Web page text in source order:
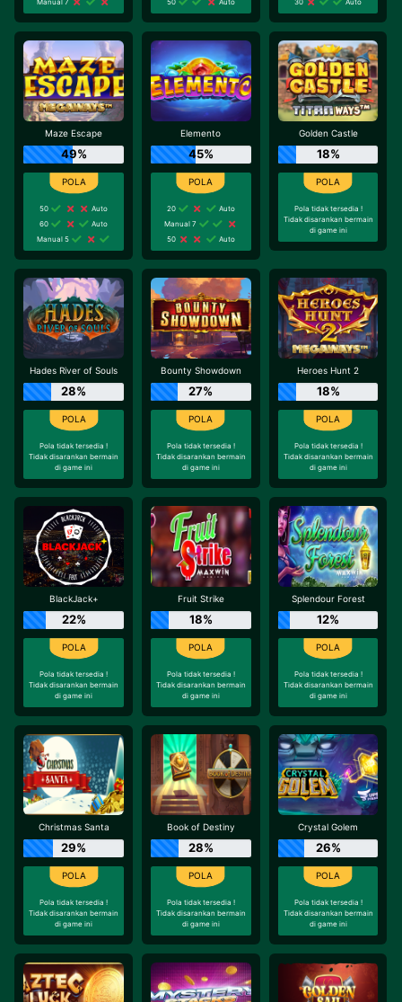
Maze Escape
49%
50
Auto
60
Auto
Manual 5
Elemento
45%
20
Auto
Manual 7
50
Auto
Golden Castle
18%
Pola tidak tersedia !
Tidak disarankan bermain
di game ini
Hades River of Souls
28%
Pola tidak tersedia !
Tidak disarankan bermain
di game ini
Bounty Showdown
27%
Pola tidak tersedia !
Tidak disarankan bermain
di game ini
Heroes Hunt 2
18%
Pola tidak tersedia !
Tidak disarankan bermain
di game ini
BlackJack+
22%
Pola tidak tersedia !
Tidak disarankan bermain
di game ini
Fruit Strike
18%
Pola tidak tersedia !
Tidak disarankan bermain
di game ini
Splendour Forest
12%
Pola tidak tersedia !
Tidak disarankan bermain
di game ini
Christmas Santa
29%
Pola tidak tersedia !
Tidak disarankan bermain
di game ini
Book of Destiny
28%
Pola tidak tersedia !
Tidak disarankan bermain
di game ini
Crystal Golem
26%
Pola tidak tersedia !
Tidak disarankan bermain
di game ini